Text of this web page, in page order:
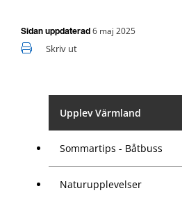
Upplev Värmland
Sommartips - Båtbuss
Naturupplevelser
Sidan uppdaterad 6 maj 2025
Skriv ut